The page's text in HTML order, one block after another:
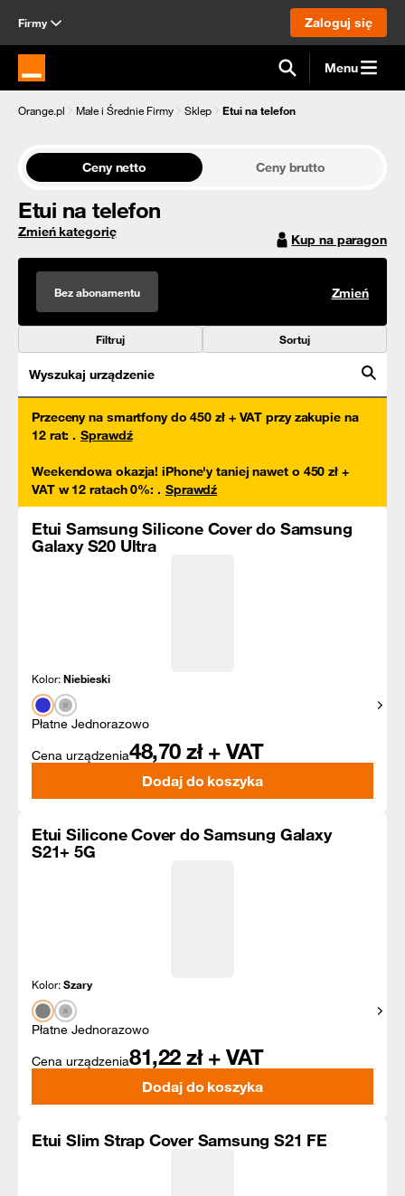
Firmy Zaloguj się
Strona główna Orange.pl Menu
Orange.pl Małe i Średnie Firmy Sklep Etui na telefon
Ceny netto Ceny brutto
Etui na telefon
Zmień kategorię Kup na paragon
Bez abonamentu Zmień
Filtruj Sortuj
Wyszukaj urządzenie
Przeceny na smartfony do 450 zł + VAT przy zakupie na
12 rat: . Sprawdź
Weekendowa okazja! iPhone'y taniej nawet o 450 zł +
VAT w 12 ratach 0%: . Sprawdź
Etui Samsung Silicone Cover do Samsung
Galaxy S20 Ultra
Kolor:Niebieski
Płatne Jednorazowo
Cena urządzenia48,70 zł + VAT
Dodaj do koszyka
Etui Silicone Cover do Samsung Galaxy
S21+ 5G
Kolor:Szary
Płatne Jednorazowo
Cena urządzenia81,22 zł + VAT
Dodaj do koszyka
Etui Slim Strap Cover Samsung S21 FE